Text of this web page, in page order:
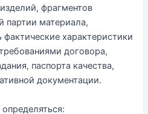
фрагментов
партии материала,
характеристики
договора,
паспорта качества,
документации.